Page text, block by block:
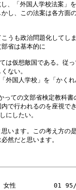
、「外国人学校法案」
し、この法案は各方面
も政治問題化してし
省は基本的に
は仮想敵国である。従
ない。
外国人学校」を「かく
の文部省検定教科書
行われるのを座視で
にしたい。
います。この考え方の
然だと思います。
女性　　　　　　01